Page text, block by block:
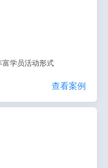
富学员活动形式
查看案例